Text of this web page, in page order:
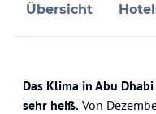
Übersicht
Das Klima in Abu
sehr heiß. Von